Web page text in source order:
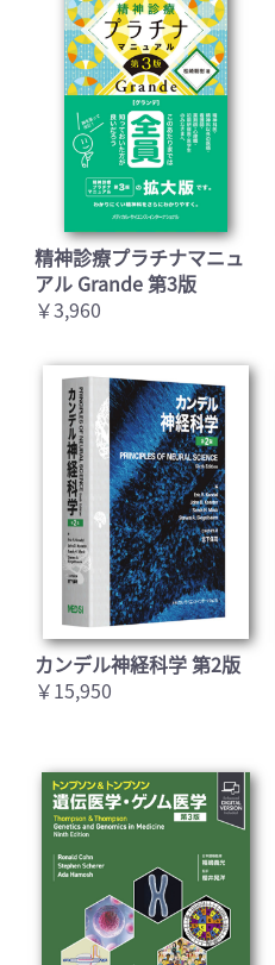
精神診療プラチナマニュ
アル Grande 第3版
￥3,960
カンデル神経科学 第2版
￥15,950